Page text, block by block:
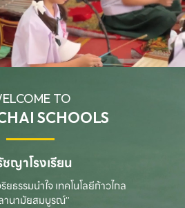
TO
SCHOOLS
ชญาโรงเรียน
ยธรรมนำใจ เทคโนโลยีก้าวไกล
านามัยสมบูรณ์”